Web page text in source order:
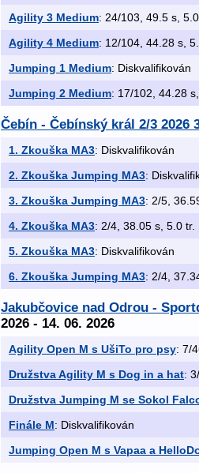
Agility 3 Medium: 24/103, 49.5 s,
Agility 4 Medium: 12/104, 44.28 s,
Jumping 1 Medium: Diskvalifikován
Jumping 2 Medium: 17/102, 44.28
Čebín - Čebínský král 2/3 2026
1. Zkouška MA3: Diskvalifikován
2. Zkouška Jumping MA3:
3. Zkouška Jumping MA3: 2/5,
4. Zkouška MA3: 2/4, 38.05 s, 5.0 tr.
5. Zkouška MA3: Diskvalifikován
6. Zkouška Jumping MA3: 2/4,
Jakubčovice nad Odrou -
2026 - 14. 06. 2026
Agility Open M s UšiTo pro psy: 7/
Družstva Agility M s Dog in a hat:
Družstva Jumping M se Sokol
Finále M: Diskvalifikován
Jumping Open M s Vapaa a